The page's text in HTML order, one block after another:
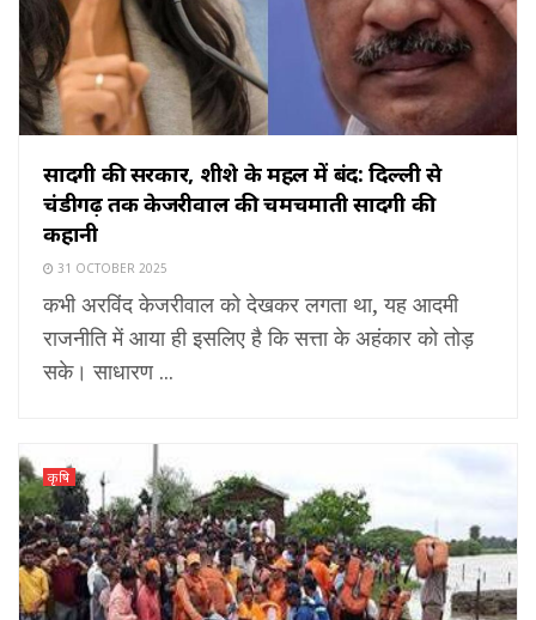
सादगी की सरकार, शीशे के महल में बंद: दिल्ली से
चंडीगढ़ तक केजरीवाल की चमचमाती सादगी की
कहानी
31 OCTOBER 2025
कभी अरविंद केजरीवाल को देखकर लगता था, यह आदमी
राजनीति में आया ही इसलिए है कि सत्ता के अहंकार को तोड़
सके। साधारण ...
कृषि